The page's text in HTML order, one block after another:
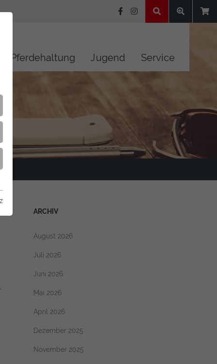
Pferdehaltung Jugend Service
ARCHIV
August 2026
Juli 2026
Juni 2026
Mai 2026
April 2026
Dezember 2025
November 2025